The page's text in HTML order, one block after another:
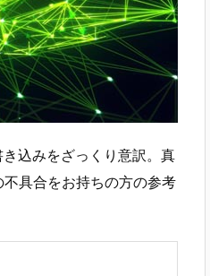
込みをざっくり意訳。真
具合をお持ちの方の参考